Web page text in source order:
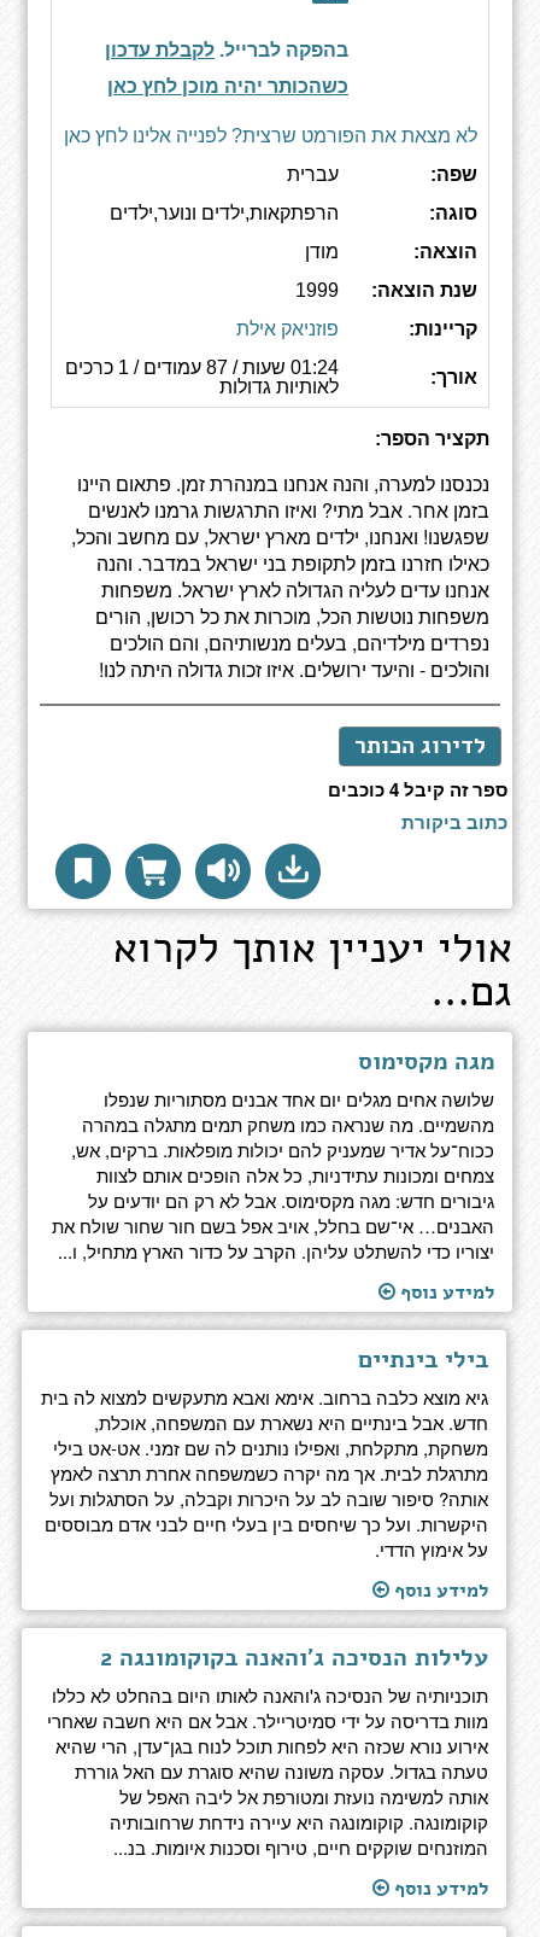
בהפקה לברייל. לקבלת עדכון
כשהכותר יהיה מוכן לחץ כאן
לא מצאת את הפורמט שרצית? לפנייה אלינו לחץ כאן
שפה:
עברית
סוגה:
הרפתקאות,ילדים ונוער,ילדים
הוצאה:
מודן
שנת הוצאה:
1999
קריינות:
פוזניאק אילת
אורך:
01:24 שעות / 87 עמודים / 1 כרכים
לאותיות גדולות
תקציר הספר:
נכנסנו למערה, והנה אנחנו במנהרת זמן. פתאום היינו
בזמן אחר. אבל מתי? ואיזו התרגשות גרמנו לאנשים
שפגשנו! ואנחנו, ילדים מארץ ישראל, עם מחשב והכל,
כאילו חזרנו בזמן לתקופת בני ישראל במדבר. והנה
אנחנו עדים לעליה הגדולה לארץ ישראל. משפחות
משפחות נוטשות הכל, מוכרות את כל רכושן, הורים
נפרדים מילדיהם, בעלים מנשותיהם, והם הולכים
והולכים - והיעד ירושלים. איזו זכות גדולה היתה לנו!
לדירוג הכותר
ספר זה קיבל 4 כוכבים
כתוב ביקורת
אולי יעניין אותך לקרוא
גם...
מגה מקסימוס
שלושה אחים מגלים יום אחד אבנים מסתוריות שנפלו
מהשמיים. מה שנראה כמו משחק תמים מתגלה במהרה
ככוח־על אדיר שמעניק להם יכולות מופלאות. ברקים, אש,
צמחים ומכונות עתידניות, כל אלה הופכים אותם לצוות
גיבורים חדש: מגה מקסימוס. אבל לא רק הם יודעים על
האבנים… אי־שם בחלל, אויב אפל בשם חור שחור שולח את
יצוריו כדי להשתלט עליהן. הקרב על כדור הארץ מתחיל, ו...
למידע נוסף
בילי בינתיים
גיא מוצא כלבה ברחוב. אימא ואבא מתעקשים למצוא לה בית
חדש. אבל בינתיים היא נשארת עם המשפחה, אוכלת,
משחקת, מתקלחת, ואפילו נותנים לה שם זמני. אט-אט בילי
מתרגלת לבית. אך מה יקרה כשמשפחה אחרת תרצה לאמץ
אותה? סיפור שובה לב על היכרות וקבלה, על הסתגלות ועל
היקשרות. ועל כך שיחסים בין בעלי חיים לבני אדם מבוססים
על אימוץ הדדי.
למידע נוסף
עלילות הנסיכה ג'והאנה בקוקומונגה 2
תוכניותיה של הנסיכה ג'והאנה לאותו היום בהחלט לא כללו
מוות בדריסה על ידי סמיטריילר. אבל אם היא חשבה שאחרי
אירוע נורא שכזה היא לפחות תוכל לנוח בגן־עדן, הרי שהיא
טעתה בגדול. עסקה משונה שהיא סוגרת עם האל גוררת
אותה למשימה נועזת ומטורפת אל ליבה האפל של
קוקומונגה. קוקומונגה היא עיירה נידחת שרחובותיה
המוזנחים שוקקים חיים, טירוף וסכנות איומות. בנ...
למידע נוסף